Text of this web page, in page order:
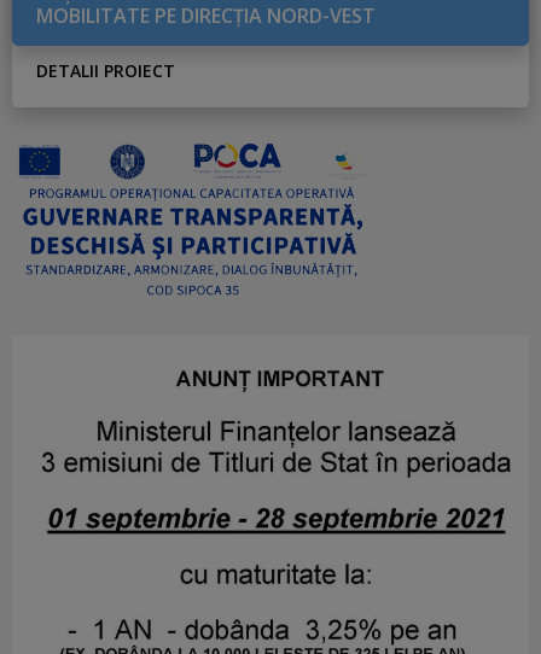
MOBILITATE PE DIRECŢIA NORD-VEST
DETALII PROIECT